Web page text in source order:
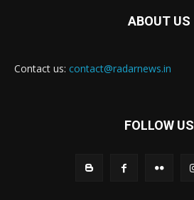
ABOUT US
Contact us: contact@radarnews.in
FOLLOW US